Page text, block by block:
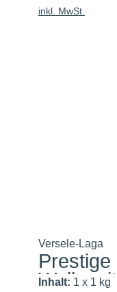
inkl. MwSt.
Versele-Laga
Prestige
Inhalt: 1 x 1 kg